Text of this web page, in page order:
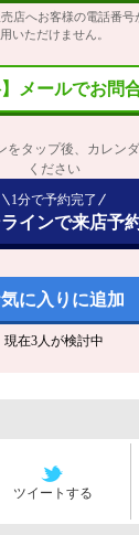
店へお客様の電話番号
いただけません。
】メールでお問
をタップ後、カレン
ください
1分で予約完了
インで来店予
に入りに追加
現在3人が検討中
ツイートする